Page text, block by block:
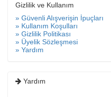
Gizlilik ve Kullanım
» Güvenli Alışverişin İpuçları
» Kullanım Koşulları
» Gizlilik Politikası
» Üyelik Sözleşmesi
» Yardım
Yardım